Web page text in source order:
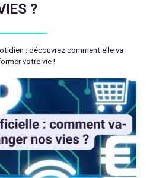
?
: découvrez comment elle va
votre vie !